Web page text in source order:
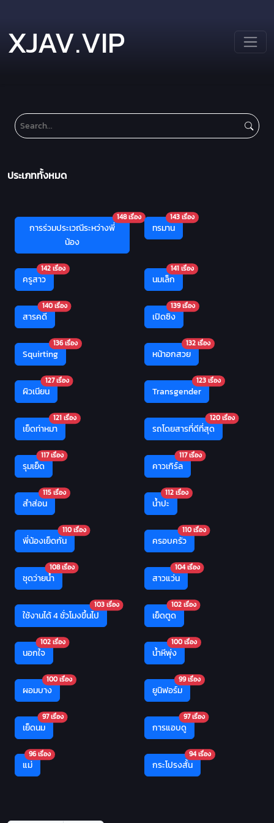
XJAV.VIP
ประเภททั้งหมด
การร่วมประเวณีระหว่างพี่
น้อง
148 เรื่อง
ทรมาน
143 เรื่อง
ครูสาว
142 เรื่อง
นมเล็ก
141 เรื่อง
สารคดี
140 เรื่อง
เปิดซิง
139 เรื่อง
Squirting
136 เรื่อง
หน้าอกสวย
132 เรื่อง
ผิวเนียน
127 เรื่อง
Transgender
123 เรื่อง
เย็ดท่าหมา
121 เรื่อง
รถโดยสารที่ดีที่สุด
120 เรื่อง
รุมเย็ด
117 เรื่อง
คาวเกิร์ล
117 เรื่อง
สำส่อน
115 เรื่อง
น้ำปะ
112 เรื่อง
พี่น้องเย็ดกัน
110 เรื่อง
ครอบครัว
110 เรื่อง
ชุดว่ายน้ำ
108 เรื่อง
สาวแว่น
104 เรื่อง
ใช้งานได้ 4 ชั่วโมงขึ้นไป
103 เรื่อง
เย็ดตูด
102 เรื่อง
นอกใจ
102 เรื่อง
น้ำหีพุ่ง
100 เรื่อง
ผอมบาง
100 เรื่อง
ยูนิฟอร์ม
99 เรื่อง
เย็ดนม
97 เรื่อง
การแอบดู
97 เรื่อง
แม่
96 เรื่อง
กระโปรงสั้น
94 เรื่อง